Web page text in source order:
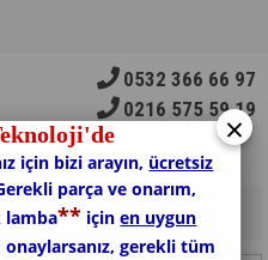
0532 366 66 97
0216 575 59 19
0 Ürün
×
için bizi arayın, ücretsiz
parça ve onarım,
lamba** içinen uygun
gerekli tüm